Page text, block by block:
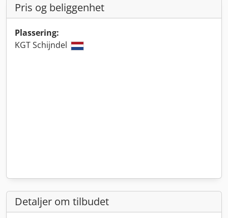
Pris og beliggenhet
Plassering:
KGT Schijndel
Detaljer om tilbudet